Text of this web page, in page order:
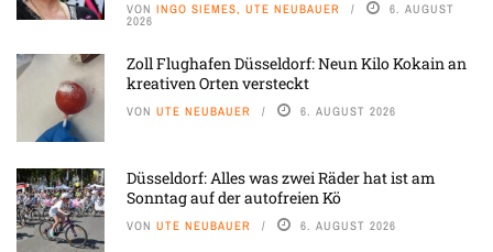
VON INGO SIEMES, UTE NEUBAUER 6. AUGUST
2026
Zoll Flughafen Düsseldorf: Neun Kilo Kokain an
kreativen Orten versteckt
VON UTE NEUBAUER 6. AUGUST 2026
Düsseldorf: Alles was zwei Räder hat ist am
Sonntag auf der autofreien Kö
VON UTE NEUBAUER 6. AUGUST 2026